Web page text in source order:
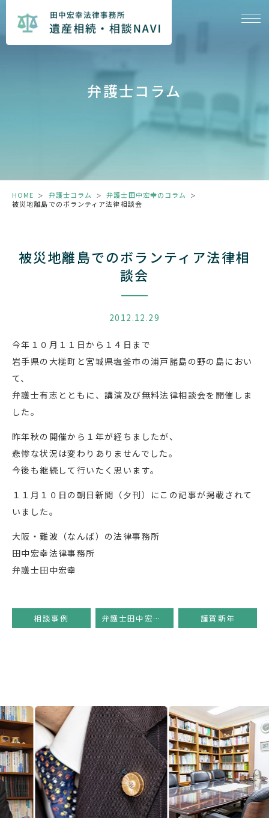
弁護士コラム
HOME ＞ 弁護士コラム ＞ 弁護士田中宏幸のコラム ＞
被災地離島でのボランティア法律相談会
被災地離島でのボランティア法律相
談会
2012.12.29
今年１０月１１日から１４日まで
岩手県の大槌町と宮城県塩釜市の浦戸諸島の野の島におい
て、
弁護士有志とともに、講演及び無料法律相談会を開催しま
した。
昨年秋の開催から１年が経ちましたが、
悲惨な状況は変わりありませんでした。
今後も継続して行いたく思います。
１１月１０日の朝日新聞（夕刊）にこの記事が掲載されて
いました。
大阪・難波（なんば）の法律事務所
田中宏幸法律事務所
弁護士田中宏幸
相談事例 弁護士田中宏幸のコラム 謹賀新年
Previous Next